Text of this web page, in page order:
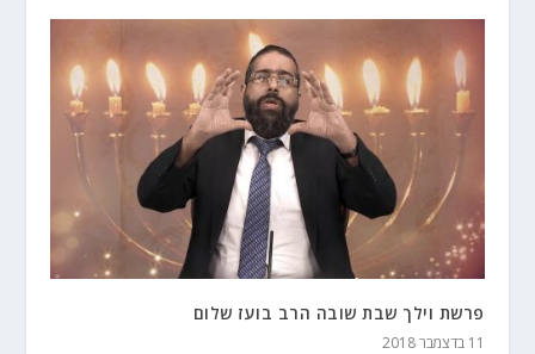
פרשת וילך שבת שובה הרב בועז שלום
11 בדצמבר 2018